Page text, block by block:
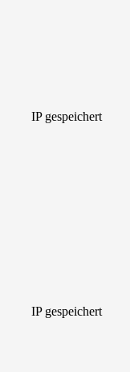
IP gespeichert
IP gespeichert